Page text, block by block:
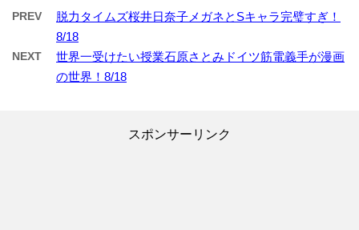
PREV
脱力タイムズ桜井日奈子メガネとSキャラ完璧すぎ！
8/18
NEXT
世界一受けたい授業石原さとみドイツ筋電義手が漫画
の世界！8/18
スポンサーリンク